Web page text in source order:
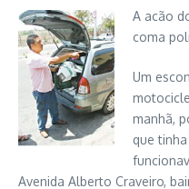
A acão
coma
Um
manhã,
que
Avenida Alberto Craveiro,